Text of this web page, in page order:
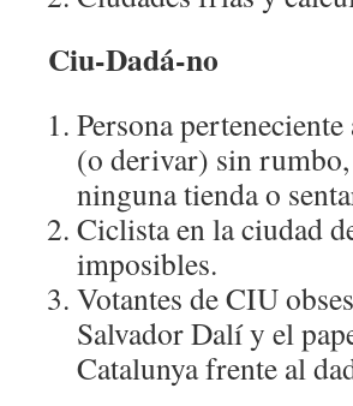
Ciu-Dadá-no
Persona
(o derivar) sin
ninguna tienda o
Ciclista en la ciudad
imposibles.
Votantes de CIU
Salvador Dalí y el
Catalunya frente al